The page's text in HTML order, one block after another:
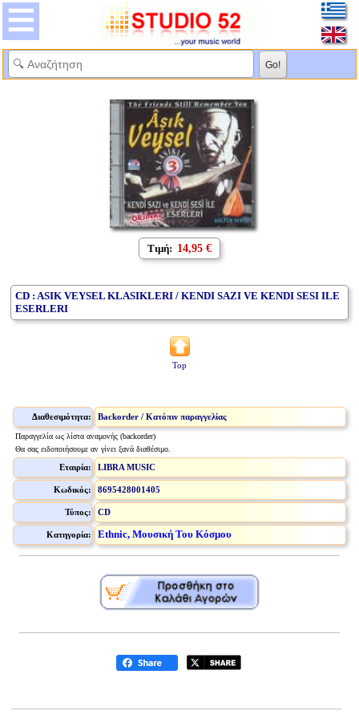
Τιμή: 14,95 €
CD : ASIK VEYSEL KLASIKLERI / KENDI SAZI VE KENDI SESI ILE
ESERLERI
Top
Διαθεσιμότητα: Backorder / Κατόπιν παραγγελίας
Παραγγελία ως λίστα αναμονής (backorder)
Θα σας ειδοποιήσουμε αν γίνει ξανά διαθέσιμο.
Εταιρία: LIBRA MUSIC
Κωδικός: 8695428001405
Τύπος: CD
Κατηγορία: Ethnic, Μουσική Του Κόσμου